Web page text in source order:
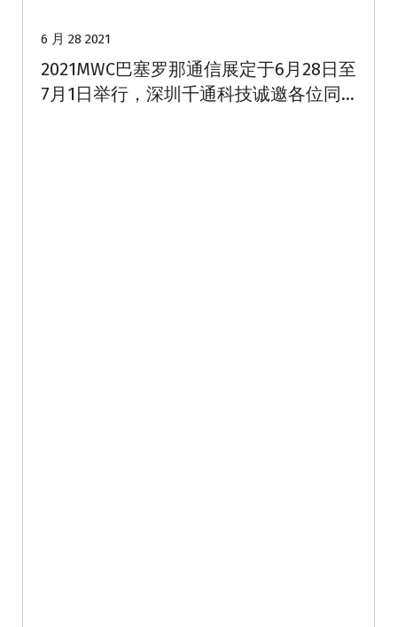
6 月 28 2021
2021MWC巴塞罗那通信展定于6月28日至
7月1日举行，深圳千通科技诚邀各位同